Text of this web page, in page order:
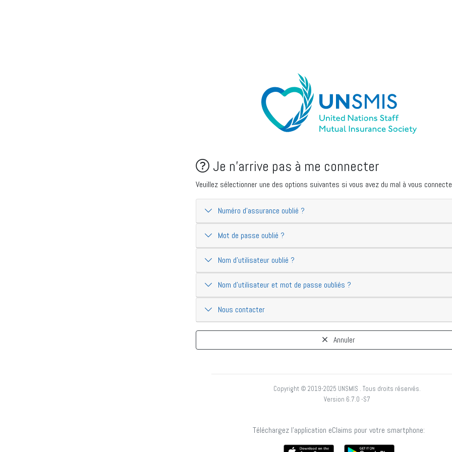
Je n'arrive pas à me connecter
Veuillez sélectionner une des options suivantes si vous avez du mal à vous
Numéro d'assurance oublié ?
Mot de passe oublié ?
Nom d'utilisateur oublié ?
Nom d'utilisateur et mot de passe oubliés ?
Nous contacter
Annuler
Copyright © 2019-2025 UNSMIS . Tous droits réservés.
Version 6.7.0 -S7
Téléchargez l'application eClaims pour votre smartphone: